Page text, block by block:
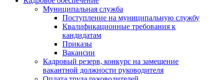
Муниципальная служба
Поступление на муниципальную службу
Квалификационные требования к
кандидатам
Приказы
Вакансии
Кадровый резерв, конкурс на замещение
вакантной должности руководителя